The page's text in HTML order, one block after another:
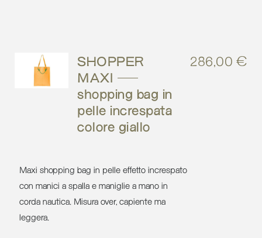
SHOPPER
MAXI –
shopping bag in
pelle increspata
colore giallo
286,00€
Maxi shopping bag in pelle effetto increspato
con manici a spalla e maniglie a mano in
corda nautica. Misura over, capiente ma
leggera.